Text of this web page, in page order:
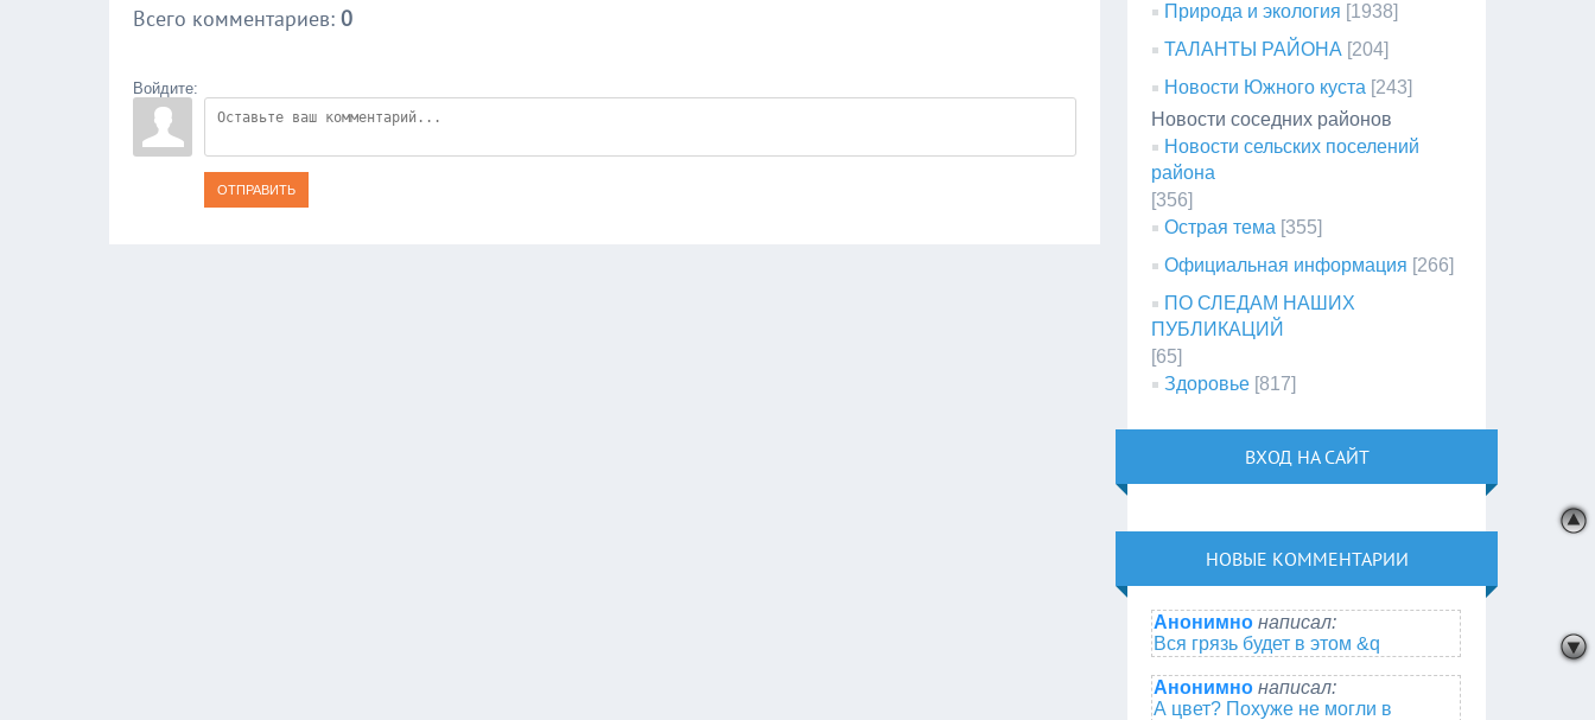
Всего комментариев: 0
Войдите:
ОТПРАВИТЬ
Природа и экология [1938]
ТАЛАНТЫ РАЙОНА [204]
Новости Южного куста [243]
Новости соседних районов
Новости сельских поселений
района
[356]
Острая тема [355]
Официальная информация [266]
ПО СЛЕДАМ НАШИХ
ПУБЛИКАЦИЙ
[65]
Здоровье [817]
ВХОД НА САЙТ
НОВЫЕ КОММЕНТАРИИ
Анонимно написал:
Вся грязь будет в этом &q
Анонимно написал:
А цвет? Похуже не могли в